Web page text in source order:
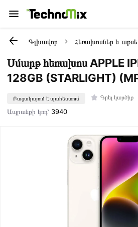
Գլխավոր Հեռախոսներ և
Սմարթ հեռախոս APPLE
128GB (STARLIGHT)
Բացակայում է պահեստում Գրել կարծիք
Ապրանքի կոդ՝ 3940